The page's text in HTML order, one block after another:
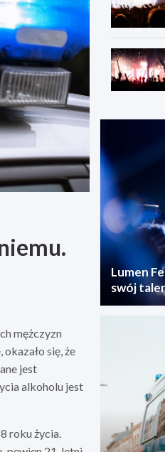
mężczyzn
się, że
jest
alkoholu jest
roku życia.
Lumen
swój